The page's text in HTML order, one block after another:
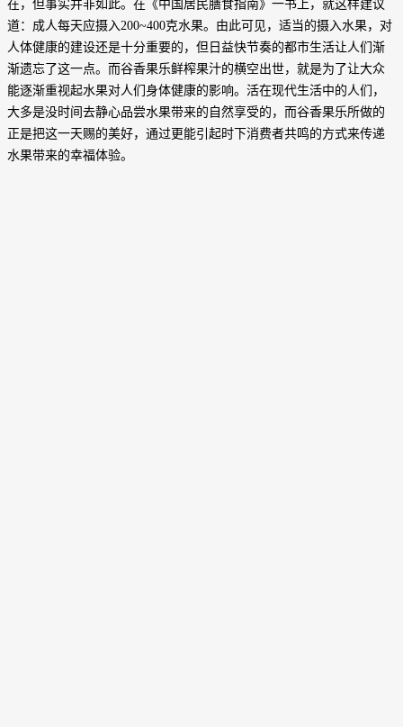
在，但事实并非如此。在《中国居民膳食指南》一书上，就这样建议
道：成人每天应摄入200~400克水果。由此可见，适当的摄入水果，对
人体健康的建设还是十分重要的，但日益快节奏的都市生活让人们渐
渐遗忘了这一点。而谷香果乐鲜榨果汁的横空出世，就是为了让大众
能逐渐重视起水果对人们身体健康的影响。活在现代生活中的人们，
大多是没时间去静心品尝水果带来的自然享受的，而谷香果乐所做的
正是把这一天赐的美好，通过更能引起时下消费者共鸣的方式来传递
水果带来的幸福体验。